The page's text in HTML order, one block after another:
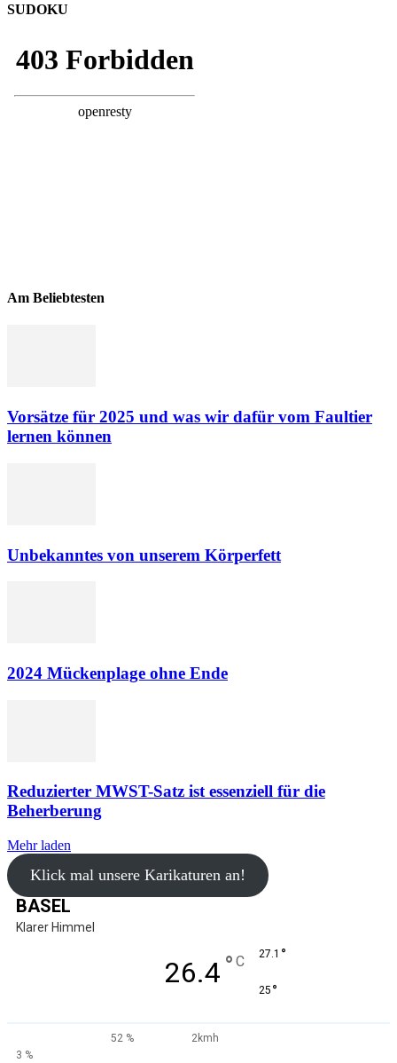
SUDOKU
Am Beliebtesten
Vorsätze für 2025 und was wir dafür vom Faultier
lernen können
Unbekanntes von unserem Körperfett
2024 Mückenplage ohne Ende
Reduzierter MWST-Satz ist essenziell für die
Beherberung
Mehr laden
Klick mal unsere Karikaturen an!
BASEL
Klarer Himmel
26.4 ° C 27.1 °
25 °
52 %
2kmh
3 %